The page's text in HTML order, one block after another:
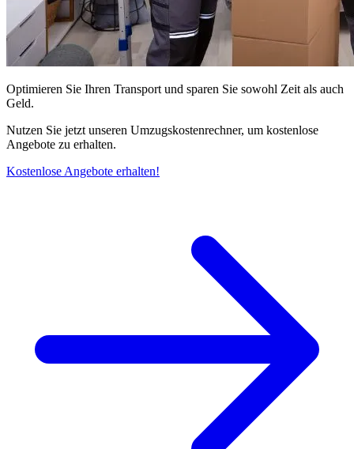
Optimieren Sie Ihren Transport und sparen Sie sowohl Zeit als auch
Geld.
Nutzen Sie jetzt unseren Umzugskostenrechner, um kostenlose
Angebote zu erhalten.
Kostenlose Angebote erhalten!